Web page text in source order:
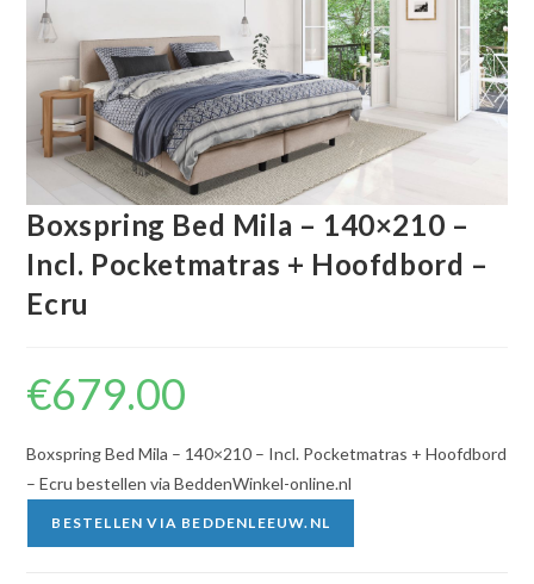
Boxspring Bed Mila – 140×210 –
Incl. Pocketmatras + Hoofdbord –
Ecru
€679.00
Boxspring Bed Mila – 140×210 – Incl. Pocketmatras + Hoofdbord
– Ecru bestellen via BeddenWinkel-online.nl
BESTELLEN VIA BEDDENLEEUW.NL